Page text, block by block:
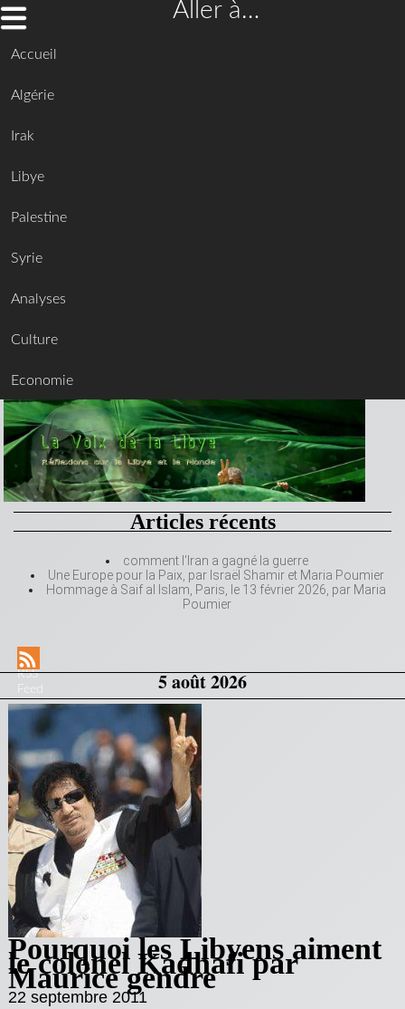
Aller à…
Accueil
Algérie
Irak
Libye
Palestine
Syrie
Analyses
Culture
Economie
Articles récents
comment l’Iran a gagné la guerre
Une Europe pour la Paix, par Israël Shamir et Maria Poumier
Hommage à Saif al Islam, Paris, le 13 février 2026, par Maria
Poumier
RSS
Feed
5 août 2026
Pourquoi les Libyens aiment
le colonel Kadhafi par
Maurice gendre
22 septembre 2011